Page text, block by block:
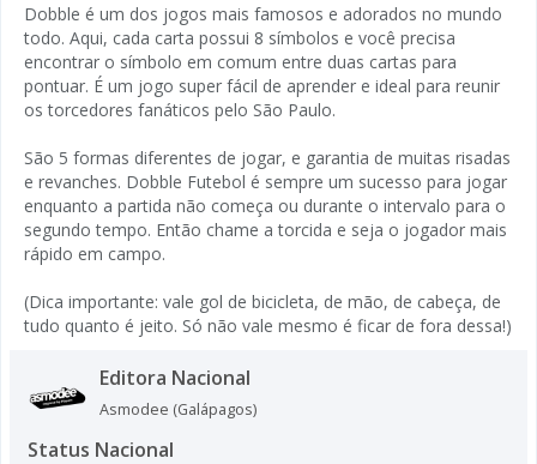
Dobble é um dos jogos mais famosos e adorados no mundo
todo. Aqui, cada carta possui 8 símbolos e você precisa
encontrar o símbolo em comum entre duas cartas para
pontuar. É um jogo super fácil de aprender e ideal para reunir
os torcedores fanáticos pelo São Paulo.
São 5 formas diferentes de jogar, e garantia de muitas risadas
e revanches. Dobble Futebol é sempre um sucesso para jogar
enquanto a partida não começa ou durante o intervalo para o
segundo tempo. Então chame a torcida e seja o jogador mais
rápido em campo.
(Dica importante: vale gol de bicicleta, de mão, de cabeça, de
tudo quanto é jeito. Só não vale mesmo é ficar de fora dessa!)
Editora Nacional
Asmodee (Galápagos)
Status Nacional